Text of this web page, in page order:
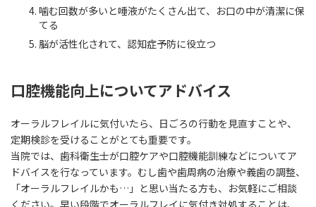
噛む回数が多いと唾液がたくさん出て、お口の中が清潔に保
てる
脳が活性化されて、認知症予防に役立つ
口腔機能向上についてアドバイス
オーラルフレイルに気付いたら、日ごろの行動を見直すことや、
定期検診を受けることがとても重要です。
当院では、歯科衛生士が口腔ケアや口腔機能訓練などについてア
ドバイスを行なっています。むし歯や歯周病の治療や義歯の調整、
「オーラルフレイルかも…」と思い当たる方も、お気軽にご相談